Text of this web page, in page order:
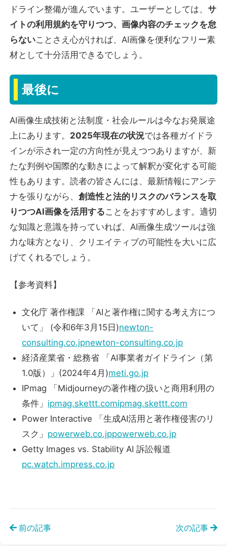
ドライン整備が進んでいます。ユーザーとしては、サ
イトの利用規約を守りつつ、画像内容のチェックを怠
らないことさえ心がければ、AI画像を便利なフリー素
材として十分活用できるでしょう。
最後に
AI画像生成技術と法制度・社会ルールは今なお発展途
上にあります。 2025年現在の状況では各種ガイドラ
インが示され一定の方向性が見えつつありますが、新
たな判例や国際的な動きによって解釈が変化する可能
性もあります。読者の皆さんには、最新情報にアンテ
ナを張りながら、創造性と法的リスクのバランスを取
りつつAI画像を活用することをおすすめします。適切
な知識と意識を持っていれば、AI画像生成ツールは強
力な味方となり、クリエイティブの可能性を大いに広
げてくれるでしょう。
【参考資料】
文化庁 著作権課 「AIと著作権に関する考え方につ
いて」 (令和6年3月15日)newton-
consulting.co.jpnewton-consulting.co.jp
経済産業省・総務省 「AI事業者ガイドライン（第
1.0版）」(2024年4月)meti.go.jp
IPmag 「Midjourneyの著作権の扱いと商用利用の
条件」 ipmag.skettt.comipmag.skettt.com
Power Interactive 「生成AI活用と著作権侵害のリ
スク」 powerweb.co.jppowerweb.co.jp
Getty Images vs. Stability AI 訴訟報道
pc.watch.impress.co.jp
前の記事 次の記事